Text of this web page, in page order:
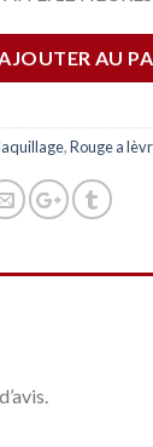
AJOUTER AU
,Rouge a